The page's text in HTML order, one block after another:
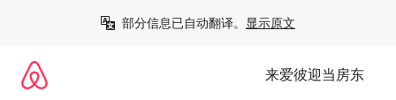
部分信息已自动翻译。 显示原文
来爱彼迎当房东